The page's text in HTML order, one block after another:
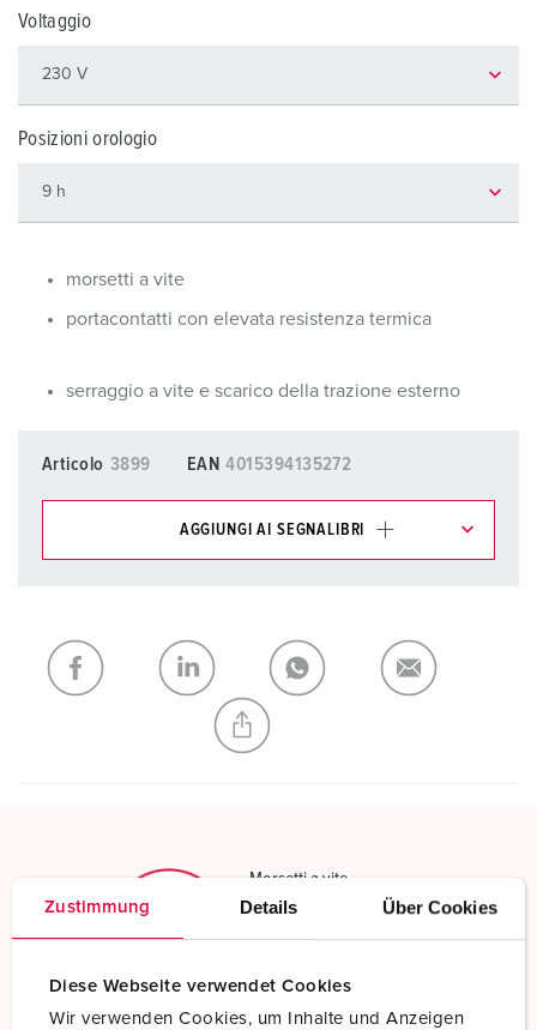
Zustimmung Details Über Cookies
Diese Webseite verwendet Cookies
Wir verwenden Cookies, um Inhalte und Anzeigen
Voltaggio
Posizioni orologio
morsetti a vite
portacontatti con elevata resistenza termica
serraggio a vite e scarico della trazione esterno
Articolo 3899 EAN 4015394135272
AGGIUNGI AI SEGNALIBRI
CREA NUOVA LISTA
Morsetti a vite
Contatto a vite standard